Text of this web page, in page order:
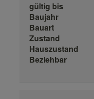
gültig bis
Baujahr
Bauart
Zustand
Hauszustand
Beziehbar